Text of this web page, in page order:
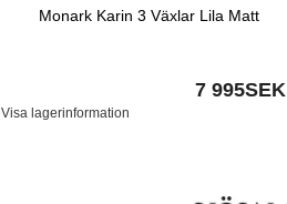
Monark Karin 3 Växlar Lila Matt
7 995SEK
Visa lagerinformation